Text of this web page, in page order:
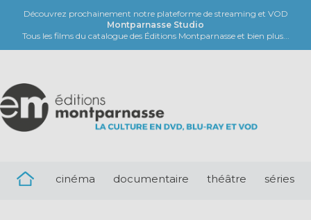
Découvrez prochainement notre plateforme de streaming et VOD
Montparnasse Studio
Tous les films du catalogue des Éditions Montparnasse et bien plus...
cinéma documentaire théâtre séries